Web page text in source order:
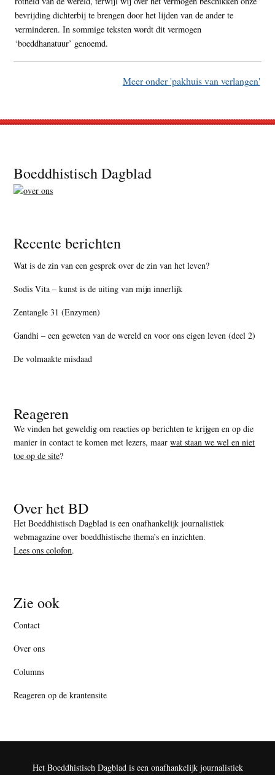
bevrijding dichterbij te brengen door het lijden van de ander te
verminderen. In sommige teksten wordt dit vermogen
‘boeddhanatuur’ genoemd.
Meer onder 'pakhuis van verlangen'
Footer
Boeddhistisch Dagblad
Recente berichten
Wat is de zin van een gesprek over de zin van het leven?
Sodis Vita – kunst is de uiting van mijn innerlijk
Zentangle 31 (Enzymen)
Gandhi – een geweten van de wereld en voor ons eigen leven (deel 2)
De volmaakte misdaad
Reageren
We vinden het geweldig om reacties op berichten te krijgen en op die
manier in contact te komen met lezers, maarwat staan we wel en niet
toe op de site?
Over het BD
Het Boeddhistisch Dagblad is een onafhankelijk journalistiek
webmagazine over boeddhistische thema’s en inzichten.
Lees ons colofon.
Zie ook
Contact
Over ons
Columns
Reageren op de krantensite
Het Boeddhistisch Dagblad is een onafhankelijk journalistiek